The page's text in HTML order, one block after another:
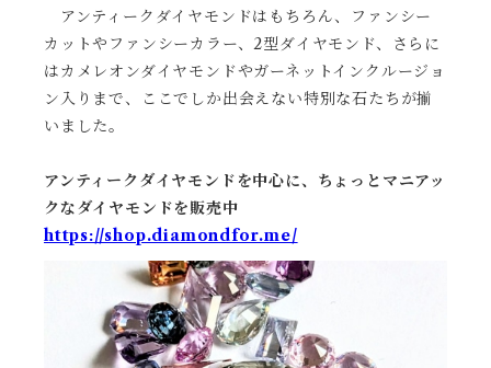
アンティークダイヤモンドはもちろん、ファンシー
カットやファンシーカラー、2型ダイヤモンド、さらに
はカメレオンダイヤモンドやガーネットインクルージョ
ン入りまで、ここでしか出会えない特別な石たちが揃
いました。
アンティークダイヤモンドを中心に、ちょっとマニアッ
クなダイヤモンドを販売中
https://shop.diamondfor.me/